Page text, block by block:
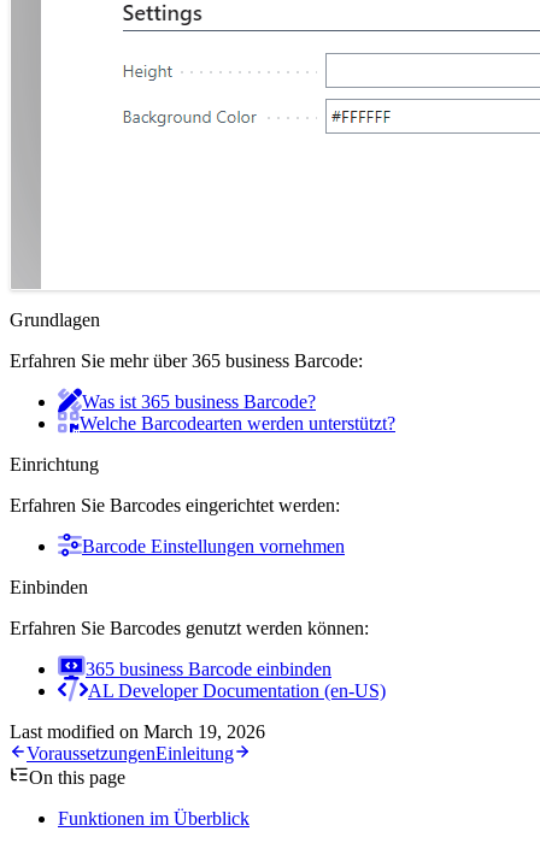
Grundlagen
Erfahren Sie mehr über 365 business Barcode:
Was ist 365 business Barcode?
Welche Barcodearten werden unterstützt?
Einrichtung
Erfahren Sie Barcodes eingerichtet werden:
Barcode Einstellungen vornehmen
Einbinden
Erfahren Sie Barcodes genutzt werden können:
365 business Barcode einbinden
AL Developer Documentation (en-US)
Last modified on March 19, 2026
VoraussetzungenEinleitung
On this page
Funktionen im Überblick